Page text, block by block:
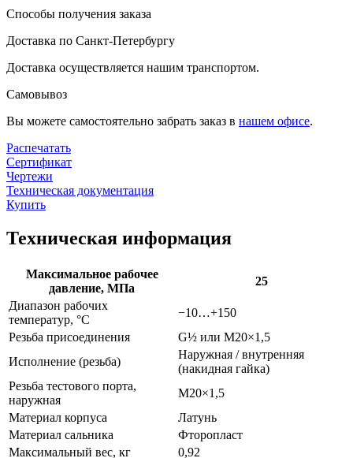
Способы получения заказа
Доставка по Санкт-Петербургу
Доставка осуществляется нашим транспортом.
Самовывоз
Вы можете самостоятельно забрать заказ в нашем офисе.
Распечатать
Сертификат
Чертежи
Техническая документация
Купить
Техническая информация
Максимальное рабочее
давление, МПа
25
Диапазон рабочих
температур, °С
−10…+150
Резьба присоединения
G½ или M20×1,5
Исполнение (резьба)
Наружная / внутренняя
(накидная гайка)
Резьба тестового порта,
наружная
M20×1,5
Материал корпуса
Латунь
Материал сальника
Фторопласт
Максимальный вес, кг
0,92